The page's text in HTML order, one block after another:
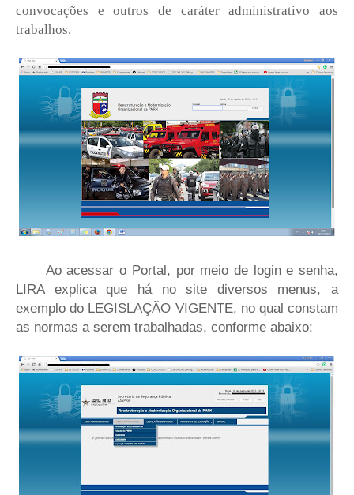
convocações e outros de caráter administrativo aos
trabalhos.
Ao acessar o Portal, por meio de login e senha,
LIRA explica que há no site diversos menus, a
exemplo do LEGISLAÇÃO VIGENTE, no qual constam
as normas a serem trabalhadas, conforme abaixo: